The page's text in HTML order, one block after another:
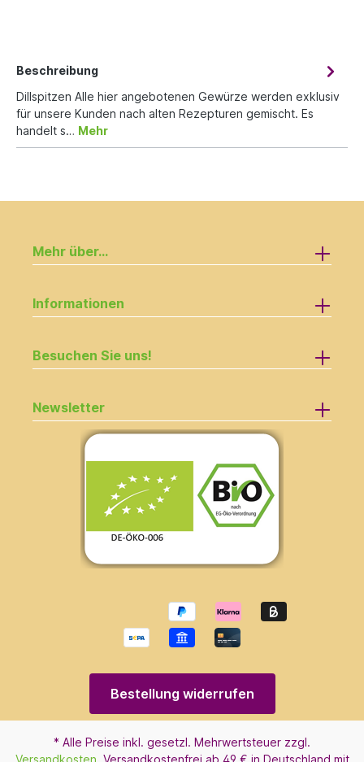
Beschreibung
Dillspitzen Alle hier angebotenen Gewürze werden exklusiv
für unsere Kunden nach alten Rezepturen gemischt. Es
handelt s… Mehr
Mehr über...
Informationen
Besuchen Sie uns!
Newsletter
Bestellung widerrufen
* Alle Preise inkl. gesetzl. Mehrwertsteuer zzgl.
Versandkosten . Versandkostenfrei ab 49 € in Deutschland mit